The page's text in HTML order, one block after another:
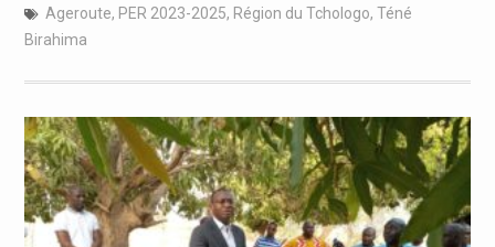
Ageroute, PER 2023-2025, Région du Tchologo, Téné
Birahima